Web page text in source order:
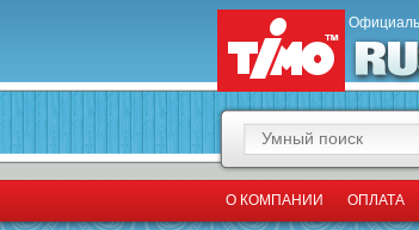
О КОМПАНИИ ОПЛАТА